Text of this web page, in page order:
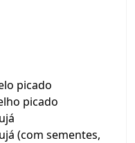
picado
picado
(com sementes,